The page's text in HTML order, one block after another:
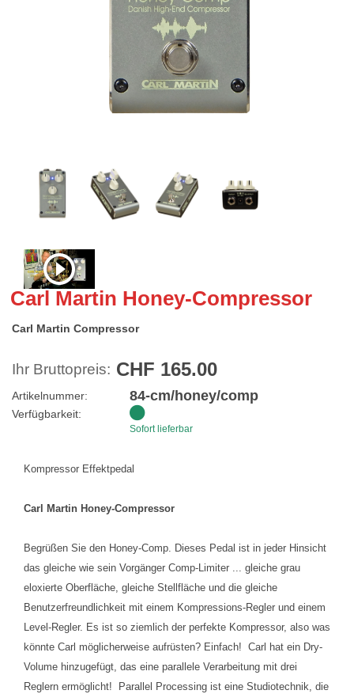
Carl Martin Honey-Compressor
Carl Martin Compressor
Ihr Bruttopreis: CHF 165.00
Artikelnummer: 84-cm/honey/comp
Verfügbarkeit:
Sofort lieferbar
Kompressor Effektpedal
Carl Martin Honey-Compressor
Begrüßen Sie den Honey-Comp. Dieses Pedal ist in jeder Hinsicht
das gleiche wie sein Vorgänger Comp-Limiter ... gleiche grau
eloxierte Oberfläche, gleiche Stellfläche und die gleiche
Benutzerfreundlichkeit mit einem Kompressions-Regler und einem
Level-Regler. Es ist so ziemlich der perfekte Kompressor, also was
könnte Carl möglicherweise aufrüsten? Einfach! Carl hat ein Dry-
Volume hinzugefügt, das eine parallele Verarbeitung mit drei
Reglern ermöglicht! Parallel Processing ist eine Studiotechnik, die